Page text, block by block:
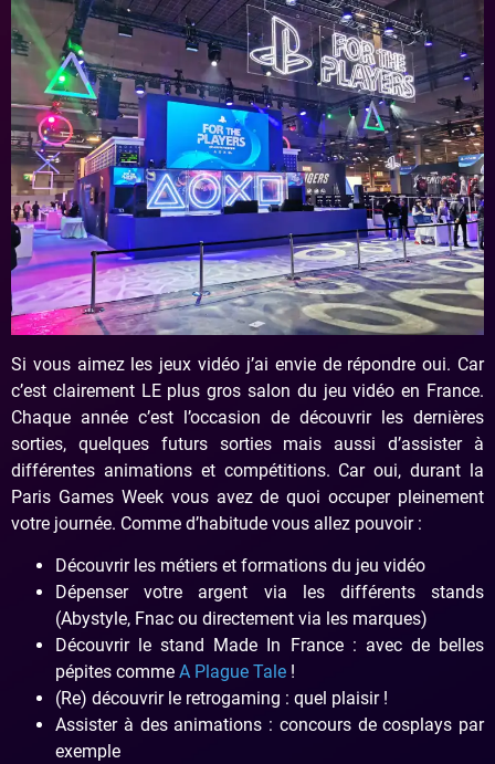
Si vous aimez les jeux vidéo j’ai envie de répondre oui. Car
c’est clairement LE plus gros salon du jeu vidéo en France.
Chaque année c’est l’occasion de découvrir les dernières
sorties, quelques futurs sorties mais aussi d’assister à
différentes animations et compétitions. Car oui, durant la
Paris Games Week vous avez de quoi occuper pleinement
votre journée. Comme d’habitude vous allez pouvoir :
Découvrir les métiers et formations du jeu vidéo
Dépenser votre argent via les différents stands
(Abystyle, Fnac ou directement via les marques)
Découvrir le stand Made In France : avec de belles
pépites comme A Plague Tale !
(Re) découvrir le retrogaming : quel plaisir !
Assister à des animations : concours de cosplays par
exemple